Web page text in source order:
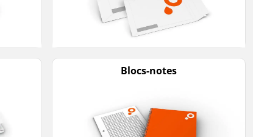
Blocs-notes